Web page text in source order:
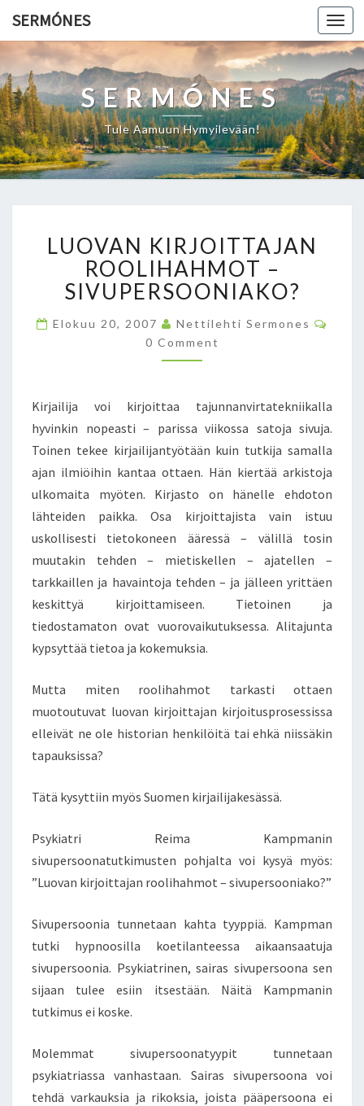
SERMÓNES
SERMÓNES
Tule Aamuun Hymyilevään!
U
O
V
A
N
I
T
T
A
J
A
N
O
O
L
I
A
M
O
T
V
P
R
S
O
N
A
K
LUOVAN KIRJOITTAJAN
ROOLIHAHMOT –
SIVUPERSOONIAKO?
Elokuu 20, 2007 Nettilehti Sermones
S
0 Comment
Kirjailija voi kirjoittaa tajunnanvirtatekniikalla
hyvinkin nopeasti – parissa viikossa satoja sivuja.
Toinen tekee kirjailijantyötään kuin tutkija samalla
ajan ilmiöihin kantaa ottaen. Hän kiertää arkistoja
ulkomaita myöten. Kirjasto on hänelle ehdoton
lähteiden paikka. Osa kirjoittajista vain istuu
uskollisesti tietokoneen ääressä – välillä tosin
muutakin tehden – mietiskellen – ajatellen –
tarkkaillen ja havaintoja tehden – ja jälleen yrittäen
keskittyä kirjoittamiseen. Tietoinen ja
tiedostamaton ovat vuorovaikutuksessa. Alitajunta
kypsyttää tietoa ja kokemuksia.
Mutta miten roolihahmot tarkasti ottaen
muotoutuvat luovan kirjoittajan kirjoitusprosessissa
elleivät ne ole historian henkilöitä tai ehkä niissäkin
tapauksissa?
Tätä kysyttiin myös Suomen kirjailijakesässä.
Psykiatri Reima Kampmanin
sivupersoonatutkimusten pohjalta voi kysyä myös:
”Luovan kirjoittajan roolihahmot – sivupersooniako?”
Sivupersoonia tunnetaan kahta tyyppiä. Kampman
tutki hypnoosilla koetilanteessa aikaansaatuja
sivupersoonia. Psykiatrinen, sairas sivupersoona sen
sijaan tulee esiin itsestään. Näitä Kampmanin
tutkimus ei koske.
Molemmat sivupersoonatyypit tunnetaan
psykiatriassa vanhastaan. Sairas sivupersoona voi
tehdä varkauksia ja rikoksia, joista pääpersoona ei